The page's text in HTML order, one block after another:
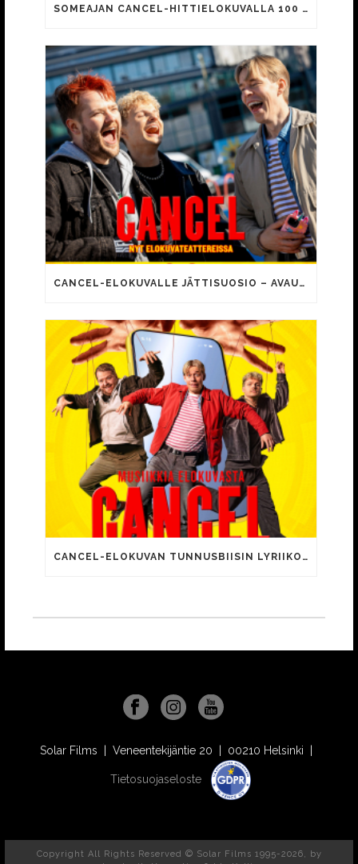
SOMEAJAN CANCEL-HITTIELOKUVALLA 100 000 KATSOJAA!
CANCEL-ELOKUVALLE JÄTTISUOSIO – AVAUSPÄIVÄNÄ JO 15 492 KATSOJAA!
CANCEL-ELOKUVAN TUNNUSBIISIN LYRIIKOISSA TUTTUJA MEEMIHOKEMIA YOUTUBE-VIDEOILTA!
Solar Films | Veneentekijäntie 20 | 00210 Helsinki |
Tietosuojaseloste
Copyright All Rights Reserved © Solar Films 1995-2026, by